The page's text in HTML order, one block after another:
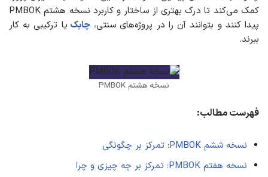
کمک می‌کند تا درک بهتری از ساختار و کاربرد نسخه هشتم PMBOK
پیدا کنند و بتوانند آن را در پروژه‌های سنتی، چابک یا ترکیبی به کار
ببرند.
نسخه هشتم PMBOK
فهرست مطالب:
نسخه ششم PMBOK: تمرکز بر چگونگی
نسخه هفتم PMBOK: تمرکز بر چه چیزی و چرا